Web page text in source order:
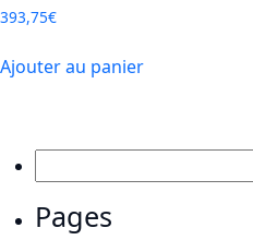
393,75€
Ajouter au panier
Pages